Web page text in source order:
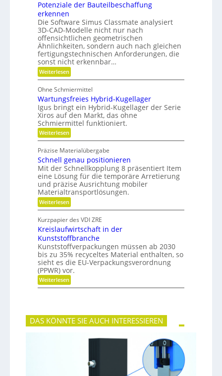
g
r
ü
n
d
e
t
e
g
e
t
r
i
e
b
e
-
a
m
i
l
i
e
m
r
F
l
e
x
i
b
i
l
i
t
ä
t
Potenziale der Bauteilbeschaffung
erkennen
Die Software Simus Classmate analysiert
3D-CAD-Modelle nicht nur nach
offensichtlichen geometrischen
Ähnlichkeiten, sondern auch nach gleichen
fertigungstechnischen Anforderungen, die
sonst nicht erkennbar…
Weiterlesen:
P
t
e
n
z
i
a
l
e
d
e
r
B
a
u
t
e
i
l
b
e
s
c
h
a
f
f
u
n
g
e
n
n
Ohne Schmiermittel
Wartungsfreies Hybrid-Kugellager
Igus bringt ein Hybrid-Kugellager der Serie
Xiros auf den Markt, das ohne
Schmiermittel funktioniert.
Weiterlesen:
W
r
t
u
n
g
s
f
r
e
e
s
H
y
b
r
i
d
-
K
l
a
Präzise Materialübergabe
Schnell genau positionieren
Mit der Schnellkopplung 8 präsentiert Item
eine Lösung für die temporäre Arretierung
und präzise Ausrichtung mobiler
Materialtransportlösungen.
Weiterlesen:
S
h
n
e
l
l
g
e
n
a
u
t
i
Kurzpapier des VDI ZRE
Kreislaufwirtschaft in der
Kunststoffbranche
Kunststoffverpackungen müssen ab 2030
bis zu 35% recyceltes Material enthalten, so
sieht es die EU-Verpackungsverordnung
(PPWR) vor.
Weiterlesen:
K
s
l
a
DAS KÖNNTE SIE AUCH INTERESSIEREN